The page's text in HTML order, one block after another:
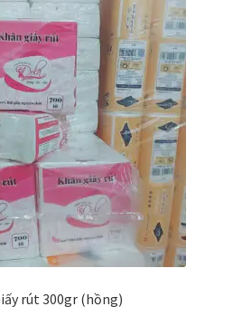
rút 300gr (hồng)